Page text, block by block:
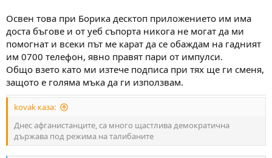
Освен това при Борика десктоп приложението им има
доста бъгове и от уеб съпорта никога не могат да ми
помогнат и всеки път ме карат да се обаждам на гадният
им 0700 телефон, явно правят пари от импулси.
Общо взето като ми изтече подписа при тях ще ги сменя,
защото е голяма мъка да ги използвам.
kovak каза:
Днес афганистанците, са много щастлива демократична
държава под режима на талибаните